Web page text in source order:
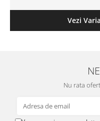
Vezi
Nu rata